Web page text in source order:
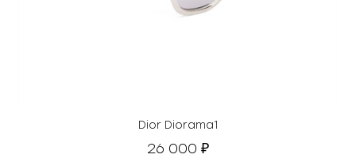
Dior Diorama1
26 000 ₽